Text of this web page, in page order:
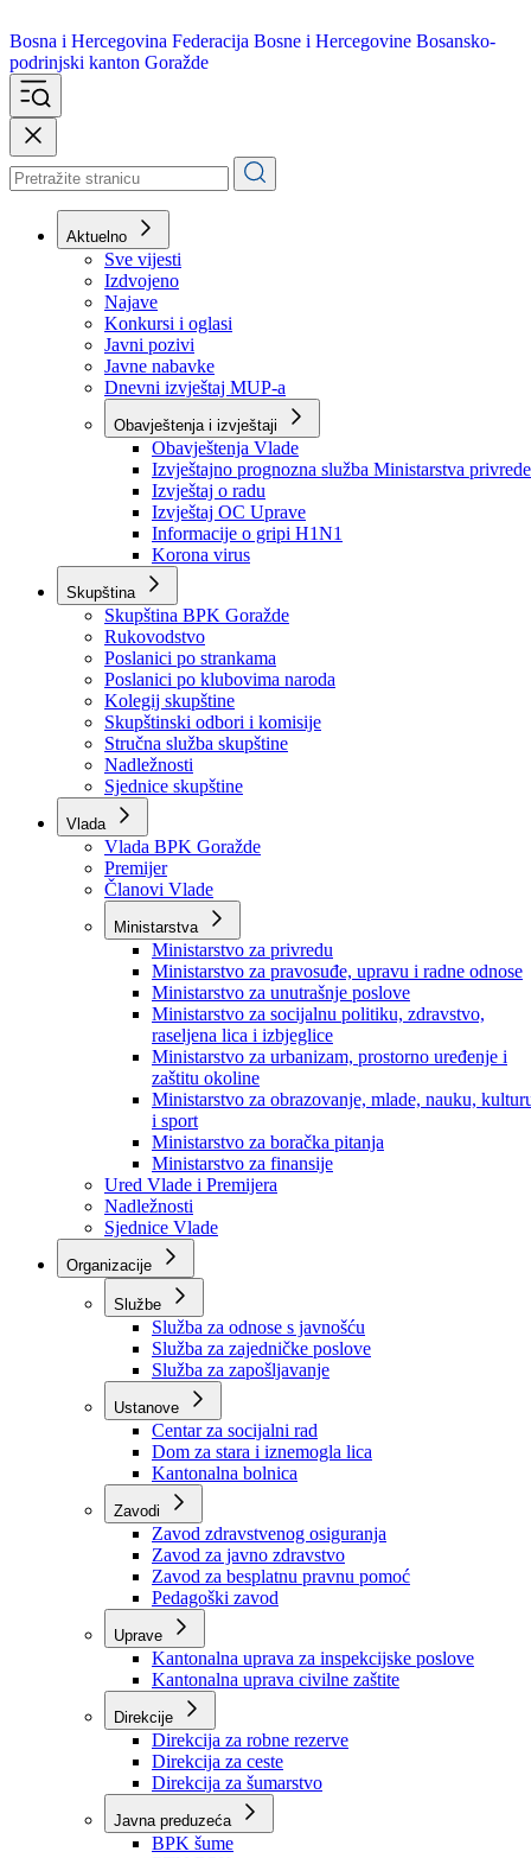
Bosna i Hercegovina
podrinjski kanton Goražde
Aktuelno
Sve vijesti
Izdvojeno
Najave
Konkursi i oglasi
Javni pozivi
Javne nabavke
Dnevni izvještaj MUP-a
Obavještenja i izvještaji
Obavještenja Vlade
Izvještajno prognozna služba Ministarstva privrede
Izvještaj o radu
Izvještaj OC Uprave
Informacije o gripi H1N1
Korona virus
Skupština
Skupština BPK Goražde
Rukovodstvo
Poslanici po strankama
Poslanici po klubovima naroda
Kolegij skupštine
Skupštinski odbori i komisije
Stručna služba skupštine
Nadležnosti
Sjednice skupštine
Vlada
Vlada BPK Goražde
Premijer
Članovi Vlade
Ministarstva
Ministarstvo za privredu
Ministarstvo za pravosuđe, upravu i radne odnose
Ministarstvo za unutrašnje poslove
Ministarstvo za socijalnu politiku, zdravstvo,
raseljena lica i izbjeglice
Ministarstvo za urbanizam, prostorno uređenje i
zaštitu okoline
Ministarstvo za obrazovanje, mlade, nauku,
i sport
Ministarstvo za boračka pitanja
Ministarstvo za finansije
Ured Vlade i Premijera
Nadležnosti
Sjednice Vlade
Organizacije
Službe
Služba za odnose s javnošću
Služba za zajedničke poslove
Služba za zapošljavanje
Ustanove
Centar za socijalni rad
Dom za stara i iznemogla lica
Kantonalna bolnica
Zavodi
Zavod zdravstvenog osiguranja
Zavod za javno zdravstvo
Zavod za besplatnu pravnu pomoć
Pedagoški zavod
Kantonalna uprava za inspekcijske poslove
Kantonalna uprava civilne zaštite
Direkcije
Direkcija za robne rezerve
Direkcija za ceste
Direkcija za šumarstvo